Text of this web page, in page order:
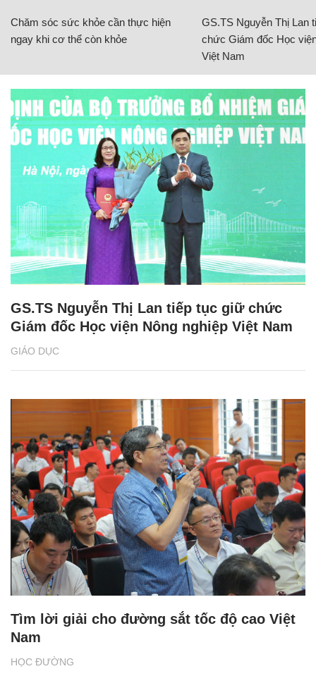
Chăm sóc sức khỏe cần thực hiện
ngay khi cơ thể còn khỏe
GS.TS Nguyễn Thị Lan
chức Giám đốc Học
Việt Nam
GIÁO DỤC
GS.TS Nguyễn Thị Lan tiếp tục giữ chức
Giám đốc Học viện Nông nghiệp Việt Nam
HỌC ĐƯỜNG
Tìm lời giải cho đường sắt tốc độ cao Việt
Nam